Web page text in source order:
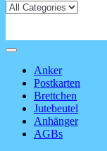
Anker
Postkarten
Brettchen
Jutebeutel
Anhänger
AGBs